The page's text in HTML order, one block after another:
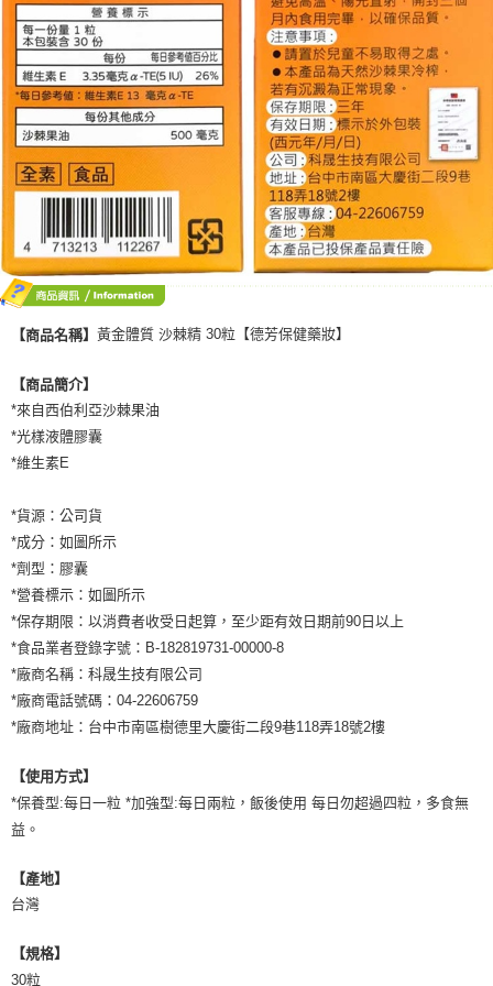
【商品名稱】 黃金體質 沙棘精 30粒【德芳保健藥妝】
【商品簡介】
*來自西伯利亞沙棘果油
*光樣液體膠囊
*維生素E
*貨源：公司貨
*成分：如圖所示
*劑型：膠囊
*營養標示：如圖所示
*保存期限：以消費者收受日起算，至少距有效日期前90日以上
*食品業者登錄字號：B-182819731-00000-8
*廠商名稱：科晟生技有限公司
*廠商電話號碼：04-22606759
*廠商地址：台中市南區樹德里大慶街二段9巷118弄18號2樓
【使用方式】
*保養型:每日一粒 *加強型:每日兩粒，飯後使用 每日勿超過四粒，多食無
益。
【產地】
台灣
【規格】
30粒